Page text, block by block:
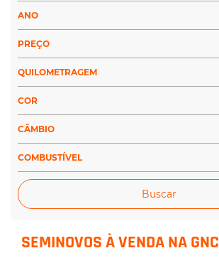
ANO
PREÇO
QUILOMETRAGEM
COR
CÂMBIO
COMBUSTÍVEL
Buscar
SEMINOVOS À VENDA NA GNC